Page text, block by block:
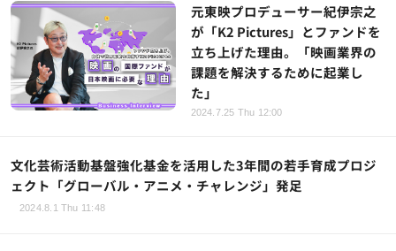
元東映プロデューサー紀伊宗之
が「K2 Pictures」とファンドを
立ち上げた理由。「映画業界の
課題を解決するために起業し
た」
2024.7.25 Thu 12:00
文化芸術活動基盤強化基金を活用した3年間の若手育成プロジ
ェクト「グローバル・アニメ・チャレンジ」発足
2024.8.1 Thu 11:48